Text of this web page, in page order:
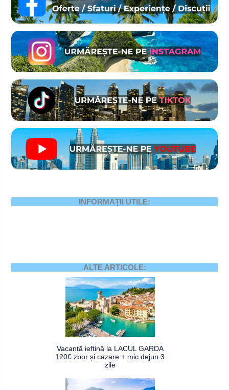
INFORMAȚII UTILE:
ALTE ARTICOLE:
Vacanță ieftină la LACUL GARDA
120€ zbor și cazare + mic dejun 3
zile